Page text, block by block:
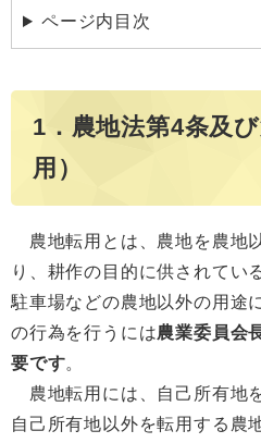
ページ内目次
1．農地法第4条及
用）
農地転用とは、農地を農地
り、耕作の目的に供されてい
駐車場などの農地以外の用途
の行為を行うには農業委員会
要です。
農地転用には、自己所有地
自己所有地以外を転用する農